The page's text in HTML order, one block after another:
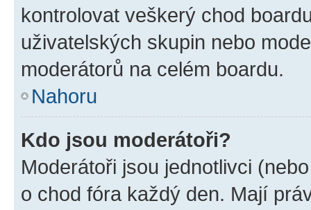
kontrolovat veškerý chod
uživatelských skupin nebo
moderátorů na celém boardu.
Nahoru
Kdo jsou moderátoři?
Moderátoři jsou jednotlivci
o chod fóra každý den. Mají